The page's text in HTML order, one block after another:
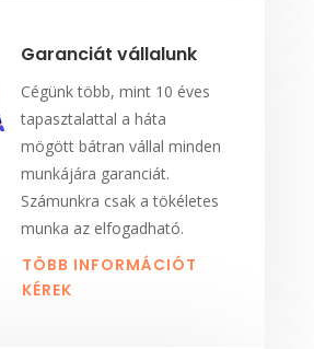
Garanciát vállalunk
Cégünk több, mint 10 éves
tapasztalattal a háta
mögött bátran vállal minden
munkájára garanciát.
Számunkra csak a tökéletes
munka az elfogadható.
TÖBB INFORMÁCIÓT
KÉREK